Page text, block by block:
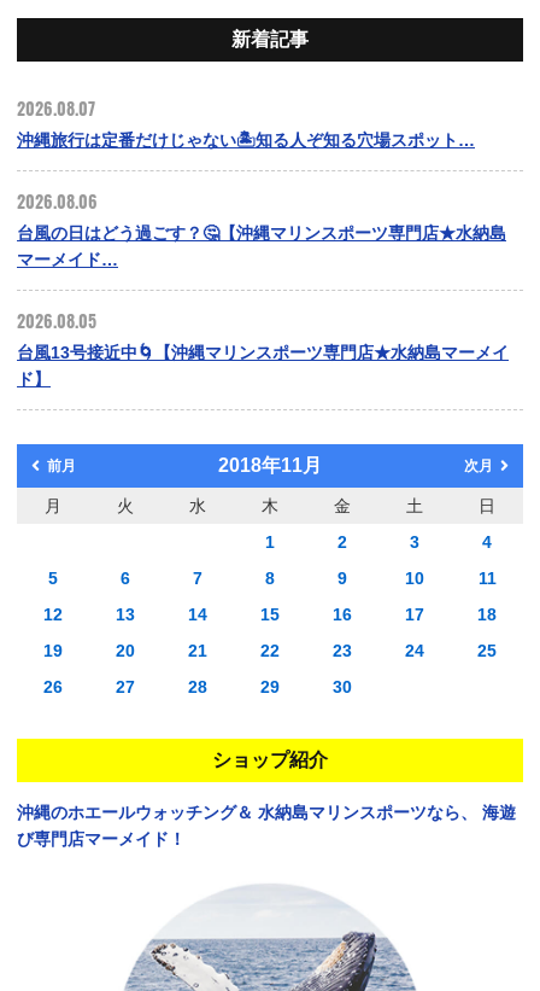
新着記事
2026.08.07
沖縄旅行は定番だけじゃない🏝️知る人ぞ知る穴場スポット…
2026.08.06
台風の日はどう過ごす？🤔【沖縄マリンスポーツ専門店★水納島
マーメイド…
2026.08.05
台風13号接近中🌀【沖縄マリンスポーツ専門店★水納島マーメイ
ド】
前月 2018年11月 次月
月 火 水 木 金 土
日
1
2 3
4
5
6 7 8 9 10
11
12
13 14 15 16 17
18
19
20 21 22 23 24
25
26
27 28 29 30
ショップ紹介
沖縄のホエールウォッチング＆ 水納島マリンスポーツなら、
海遊
び専門店マーメイド！